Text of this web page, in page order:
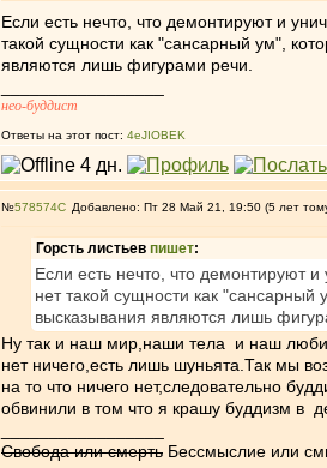
Если есть нечто, что демонтируют и
такой сущности как "сансарный ум",
являются лишь фигурами речи.
нео-буддист
Ответы на этот пост: 4eJIOBEK
№578574 Добавлено: Пт 28 Май 21, 19:50 (5 лет
Горсть листьев пишет:
Если есть нечто, что демонтируют
нет такой сущности как
высказывания являются лишь
Ну так и наш мир,наши тела и наш
нет ничего,есть лишь шуньята.Так мы
на то что ничего нет,следовательно
обвинили в том что я крашу буддизм в
Свобода или смерть Бессмыслие или